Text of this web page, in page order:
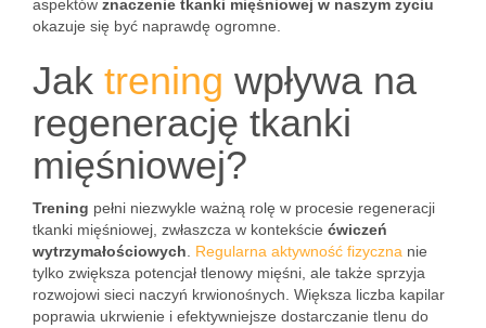
aspektów znaczenie tkanki mięśniowej w naszym życiu
okazuje się być naprawdę ogromne.
Jak trening wpływa na
regenerację tkanki
mięśniowej?
Trening pełni niezwykle ważną rolę w procesie regeneracji
tkanki mięśniowej, zwłaszcza w kontekście ćwiczeń
wytrzymałościowych
Regularna aktywność fizyczna nie
tylko zwiększa potencjał tlenowy mięśni, ale także sprzyja
rozwojowi sieci naczyń krwionośnych. Większa liczba kapilar
poprawia ukrwienie i efektywniejsze dostarczanie tlenu do